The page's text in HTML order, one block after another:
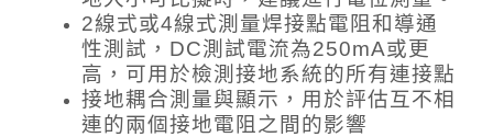
2線式或4線式測量焊接點電阻和導通
性測試，DC測試電流為250mA或更
高，可用於檢測接地系統的所有連接點
接地耦合測量與顯示，用於評估互不相
連的兩個接地電阻之間的影響